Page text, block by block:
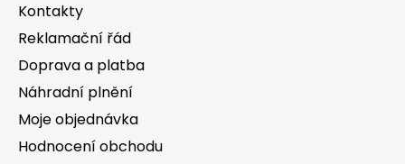
Kontakty
Reklamační řád
Doprava a platba
Náhradní plnění
Moje objednávka
Hodnocení obchodu